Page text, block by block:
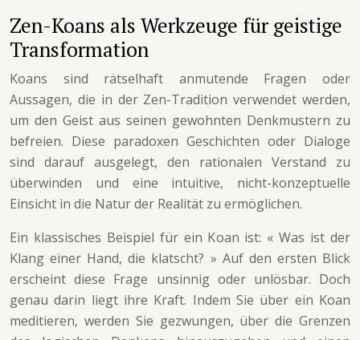
Zen-Koans als Werkzeuge für geistige
Transformation
Koans sind rätselhaft anmutende Fragen oder
Aussagen, die in der Zen-Tradition verwendet werden,
um den Geist aus seinen gewohnten Denkmustern zu
befreien. Diese paradoxen Geschichten oder Dialoge
sind darauf ausgelegt, den rationalen Verstand zu
überwinden und eine intuitive, nicht-konzeptuelle
Einsicht in die Natur der Realität zu ermöglichen.
Ein klassisches Beispiel für ein Koan ist: « Was ist der
Klang einer Hand, die klatscht? » Auf den ersten Blick
erscheint diese Frage unsinnig oder unlösbar. Doch
genau darin liegt ihre Kraft. Indem Sie über ein Koan
meditieren, werden Sie gezwungen, über die Grenzen